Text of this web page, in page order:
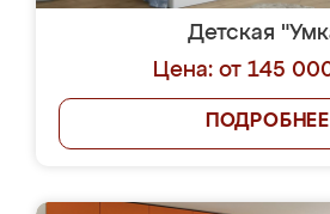
Детская
Цена: от 145
ПОДРОБНЕЕ